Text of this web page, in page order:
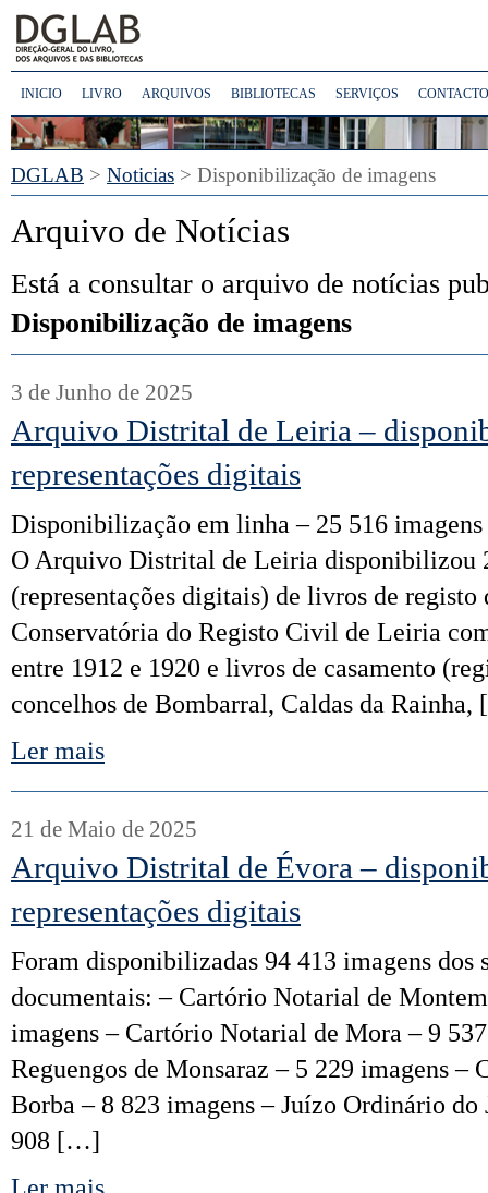
INICIO LIVRO ARQUIVOS BIBLIOTECAS SERVIÇOS
DGLAB > Noticias > Disponibilização de imagens
Arquivo de Notícias
Está a consultar o arquivo de notícias
Disponibilização de imagens
3 de Junho de 2025
Arquivo Distrital de Leiria –
representações digitais
Disponibilização em linha – 25 516 imagens
O Arquivo Distrital de Leiria disponibilizou
(representações digitais) de livros de registo
Conservatória do Registo Civil de Leiria
entre 1912 e 1920 e livros de casamento
concelhos de Bombarral, Caldas da
Ler mais
21 de Maio de 2025
Arquivo Distrital de Évora –
representações digitais
Foram disponibilizadas 94 413 imagens dos
documentais: – Cartório Notarial de
imagens – Cartório Notarial de Mora – 9
Reguengos de Monsaraz – 5 229 imagens –
Borba – 8 823 imagens – Juízo Ordinário do
908 […]